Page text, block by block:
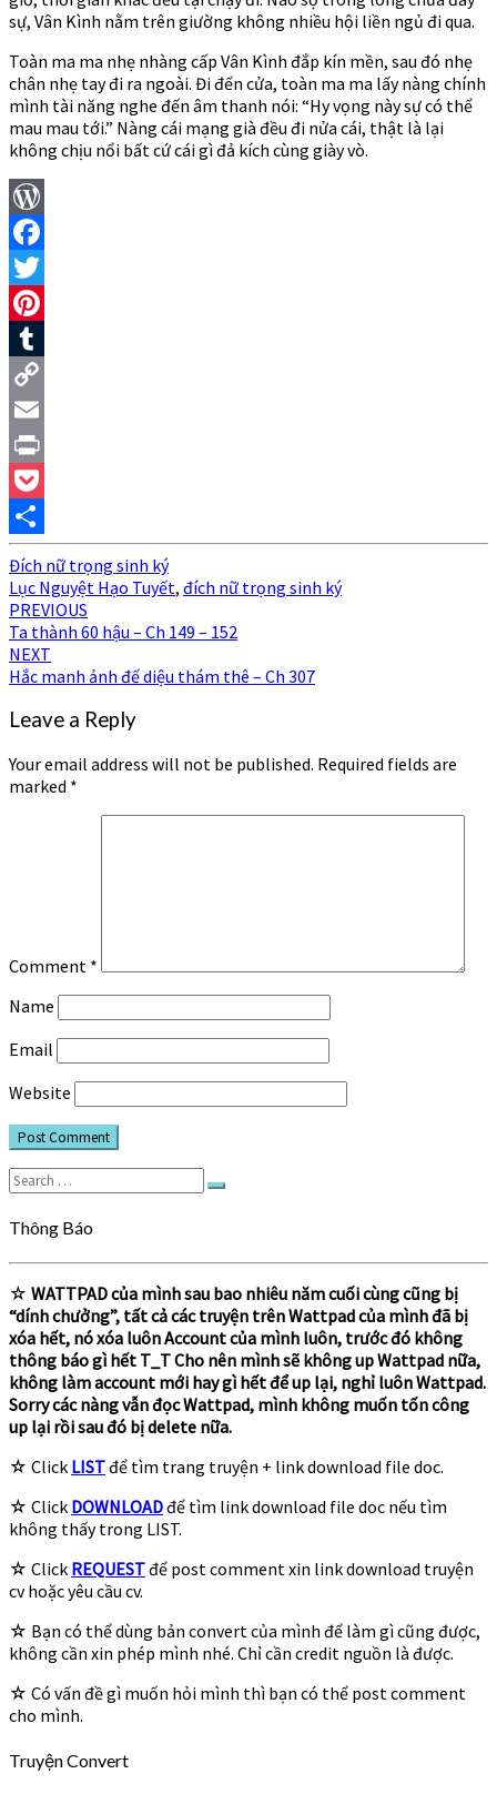
sự, Vân Kình nằm trên giường không nhiều hội liền ngủ đi qua.
Toàn ma ma nhẹ nhàng cấp Vân Kình đắp kín mền, sau đó nhẹ
chân nhẹ tay đi ra ngoài. Đi đến cửa, toàn ma ma lấy nàng chính
mình tài năng nghe đến âm thanh nói: “Hy vọng này sự có thể
mau mau tới.” Nàng cái mạng già đều đi nửa cái, thật là lại
không chịu nổi bất cứ cái gì đả kích cùng giày vò.
WordPress
Facebook
Twitter
Pinterest
Tumblr
Copy
Link
Email
Print
Pocket
Share
Đích nữ trọng sinh ký
Lục Nguyệt Hạo Tuyết, đích nữ trọng sinh ký
Post
navigation
PREVIOUS
Ta thành 60 hậu – Ch 149 – 152
NEXT
Hắc manh ảnh đế diệu thám thê – Ch 307
Leave a Reply
Your email address will not be published. Required fields are
marked *
Comment *
Name
Email
Website
Search
for:
Search
Thông Báo
☆ WATTPAD của mình sau bao nhiêu năm cuối cùng cũng bị
“dính chưởng”, tất cả các truyện trên Wattpad của mình đã bị
xóa hết, nó xóa luôn Account của mình luôn, trước đó không
thông báo gì hết T_T Cho nên mình sẽ không up Wattpad nữa,
không làm account mới hay gì hết để up lại, nghỉ luôn Wattpad.
Sorry các nàng vẫn đọc Wattpad, mình không muốn tốn công
up lại rồi sau đó bị delete nữa.
☆ Click LISTđể tìm trang truyện + link download file doc.
☆ Click DOWNLOADđể tìm link download file doc nếu tìm
không thấy trong LIST.
☆ Click REQUESTđể post comment xin link download truyện
cv hoặc yêu cầu cv.
☆ Bạn có thể dùng bản convert của mình để làm gì cũng được,
không cần xin phép mình nhé. Chỉ cần credit nguồn là được.
☆ Có vấn đề gì muốn hỏi mình thì bạn có thể post comment
cho mình.
Truyện Convert